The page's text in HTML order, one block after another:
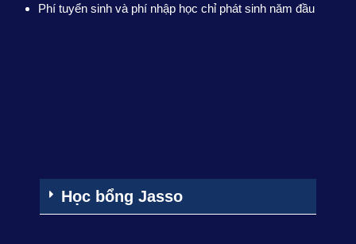
Phí tuyển sinh và phí nhập học chỉ phát sinh năm đầu
Học bổng Jasso